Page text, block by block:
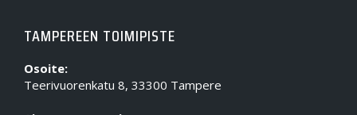
TAMPEREEN TOIMIPISTE
Osoite:
Teerivuorenkatu 8, 33300 Tampere